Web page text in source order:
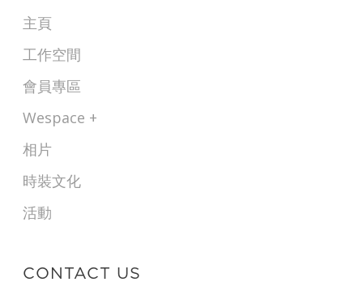
主頁
工作空間
會員專區
Wespace +
相片
時裝文化
活動
CONTACT US